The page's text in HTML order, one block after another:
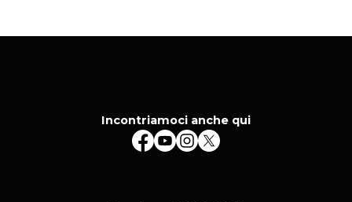
Incontriamoci anche qui